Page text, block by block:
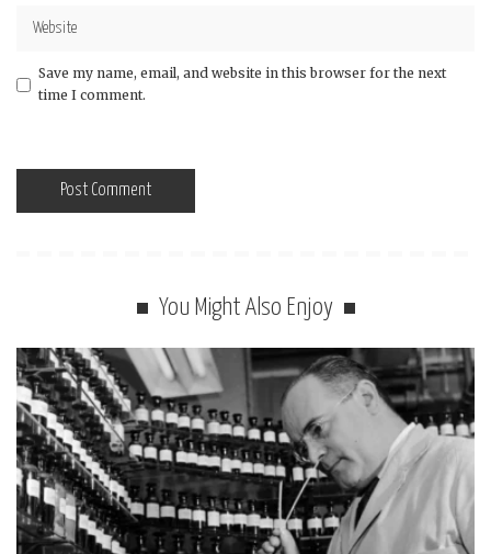
Save my name, email, and website in this browser for the next
time I comment.
You Might Also Enjoy